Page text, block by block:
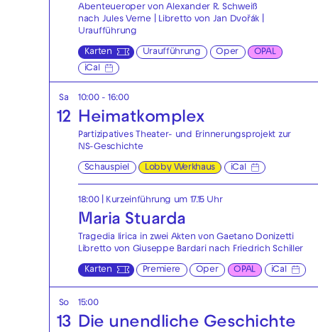
Abenteueroper von Alexander R. Schweiß
nach Jules Verne | Libretto von Jan Dvořák |
Uraufführung
Karten Uraufführung Oper
OPAL
iCal
Sa
12
10:00 - 16:00
Heimatkomplex
Partizipatives Theater- und Erinnerungsprojekt zur
NS-Geschichte
Schauspiel Lobby Werkhaus iCal
18:00 | Kurzeinführung um 17.15 Uhr
Maria Stuarda
Tragedia lirica in zwei Akten von Gaetano Donizetti
Libretto von Giuseppe Bardari nach Friedrich Schiller
Karten Premiere Oper OPAL iCal
So
13
15:00
Die unendliche Geschichte